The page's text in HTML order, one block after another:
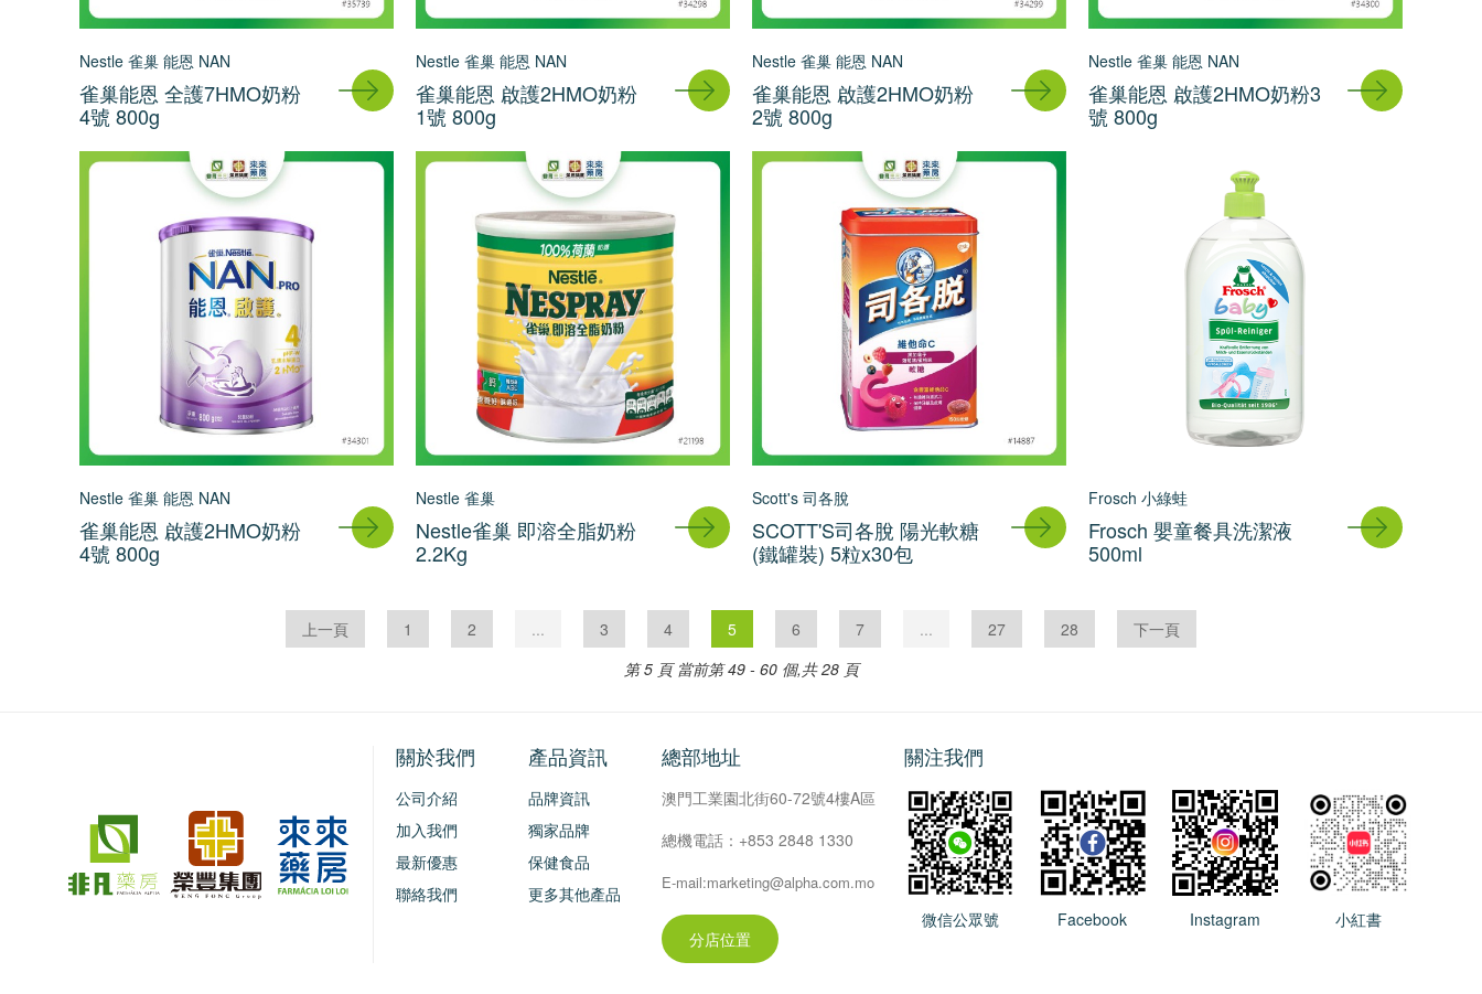
Nestle 雀巢 能恩 NAN
雀巢能恩 全護7HMO奶粉
4號 800g
Nestle 雀巢 能恩 NAN
雀巢能恩 啟護2HMO奶粉
1號 800g
Nestle 雀巢 能恩 NAN
雀巢能恩 啟護2HMO奶粉
2號 800g
Nestle 雀巢 能恩 NAN
雀巢能恩 啟護2HMO奶粉3
號 800g
Nestle 雀巢 能恩 NAN
雀巢能恩 啟護2HMO奶粉
4號 800g
Nestle 雀巢
Nestle雀巢 即溶全脂奶粉
2.2Kg
Scott's 司各脫
SCOTT'S司各脫 陽光軟糖
(鐵罐裝) 5粒x30包
Frosch 小綠蛙
Frosch 嬰童餐具洗潔液
500ml
上一頁 1 2 ... 3 4 5 6 7 ... 27 28
下一頁
第 5 頁 當前第 49 - 60 個,共 28 頁
關於我們
公司介紹
加入我們
最新優惠
聯絡我們
產品資訊
品牌資訊
獨家品牌
保健食品
更多其他產品
總部地址
澳門工業園北街60-72號4樓A區
總機電話：+853 2848 1330
E-mail:marketing@alpha.com.mo
分店位置
關注我們
微信公眾號 Facebook Instagram 小紅書